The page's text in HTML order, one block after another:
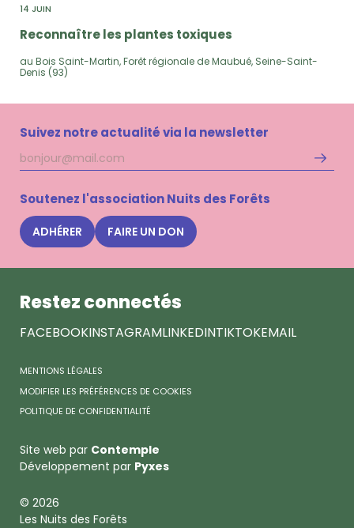
14 JUIN
Reconnaître les plantes toxiques
au Bois Saint-Martin, Forêt régionale de Maubué, Seine-Saint-
Denis (93)
Suivez notre actualité via la newsletter
Adresse
mail
Soutenez l'association Nuits des Forêts
ADHÉRER FAIRE UN DON
Restez connectés
FACEBOOKINSTAGRAMLINKEDINTIKTOKEMAIL
MENTIONS LÉGALES
MODIFIER LES PRÉFÉRENCES DE COOKIES
POLITIQUE DE CONFIDENTIALITÉ
Site web par Contemple
Développement par Pyxes
© 2026
Les Nuits des Forêts